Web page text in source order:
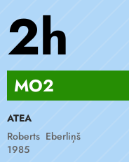
2h
MO2
ATEA
Roberts Eberliņš
1985